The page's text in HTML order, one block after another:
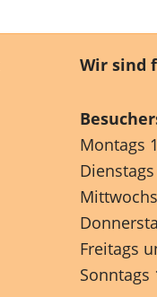
Wir sind
Montags
Freitags
Sonntags